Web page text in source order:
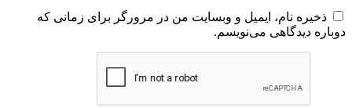
ذخیره نام، ایمیل و وبسایت من در مرورگر برای زمانی که
دوباره دیدگاهی می‌نویسم.